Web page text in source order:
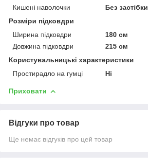
Кишені наволочки
Без застібки
Розміри підковдри
Ширина підковдри
180 см
Довжина підковдри
215 см
Користувальницькі характеристики
Простирадло на гумці
Ні
Приховати
Відгуки про товар
Ще немає відгуків про цей товар